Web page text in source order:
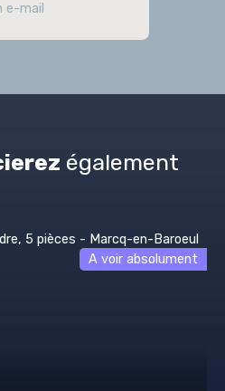
e-mail
également
A voir absolument